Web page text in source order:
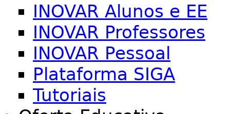
INOVAR Alunos e EE
INOVAR Professores
INOVAR Pessoal
Plataforma SIGA
Tutoriais